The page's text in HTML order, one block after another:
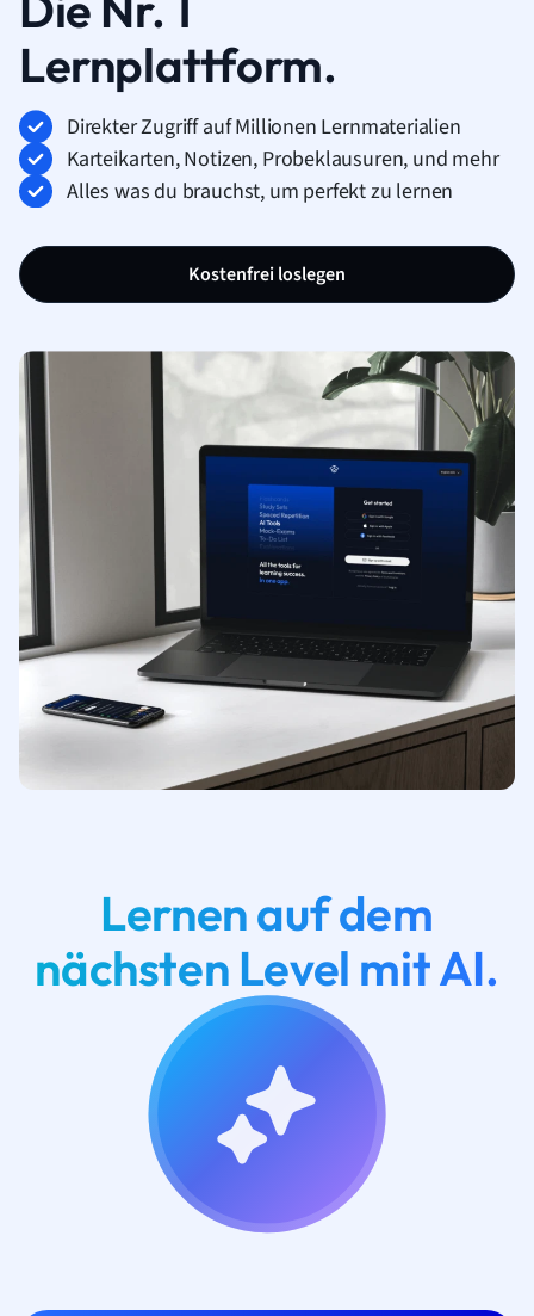
Lernplattform.
Direkter Zugriff auf Millionen Lernmaterialien
Karteikarten, Notizen, Probeklausuren, und mehr
Alles was du brauchst, um perfekt zu lernen
Kostenfrei loslegen
Lernen auf dem
nächsten Level mit AI.